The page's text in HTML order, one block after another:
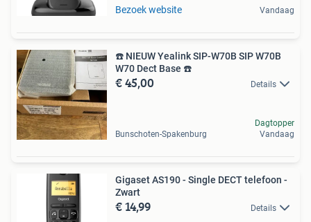
Bezoek website Vandaag
☎️ NIEUW Yealink SIP-W70B SIP W70B
W70 Dect Base ☎️
€ 45,00 Details
Bunschoten-Spakenburg
Dagtopper
Vandaag
Gigaset AS190 - Single DECT telefoon -
Zwart
€ 14,99 Details